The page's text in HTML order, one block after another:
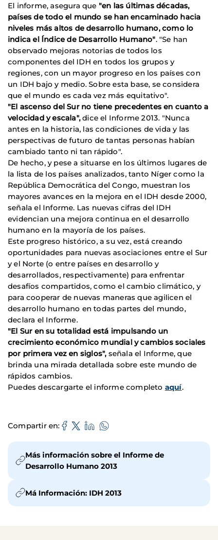
El informe, asegura que "en las últimas décadas,
países de todo el mundo se han encaminado hacia
niveles más altos de desarrollo humano, como lo
indica el Índice de Desarrollo Humano". "Se han
observado mejoras notorias de todos los
componentes del IDH en todos los grupos y
regiones, con un mayor progreso en los países con
un IDH bajo y medio. Sobre esta base, se considera
que el mundo es cada vez más equitativo".
"El ascenso del Sur no tiene precedentes en cuanto a
velocidad y escala",dice el Informe 2013. "Nunca
antes en la historia, las condiciones de vida y las
perspectivas de futuro de tantas personas habían
cambiado tanto ni tan rápido".
De hecho, y pese a situarse en los últimos lugares de
la lista de los países analizados, tanto Níger como la
República Democrática del Congo, muestran los
mayores avances en la mejora en el IDH desde 2000,
señala el Informe. Las nuevas cifras del IDH
evidencian una mejora continua en el desarrollo
humano en la mayoría de los países.
Este progreso histórico, a su vez, está creando
oportunidades para nuevas asociaciones entre el Sur
y el Norte (o entre países en desarrollo y
desarrollados, respectivamente) para enfrentar
desafíos compartidos, como el cambio climático, y
para cooperar de nuevas maneras que agilicen el
desarrollo humano en todas partes del mundo,
declara el Informe.
"El Sur en su totalidad está impulsando un
crecimiento económico mundial y cambios sociales
por primera vez en siglos",señala el Informe, que
brinda una mirada detallada sobre este mundo de
rápidos cambios.
Puedes descargarte el informe completo aquí.
Compartir en
Más información sobre el Informe de
Desarrollo Humano 2013
Má Información: IDH 2013